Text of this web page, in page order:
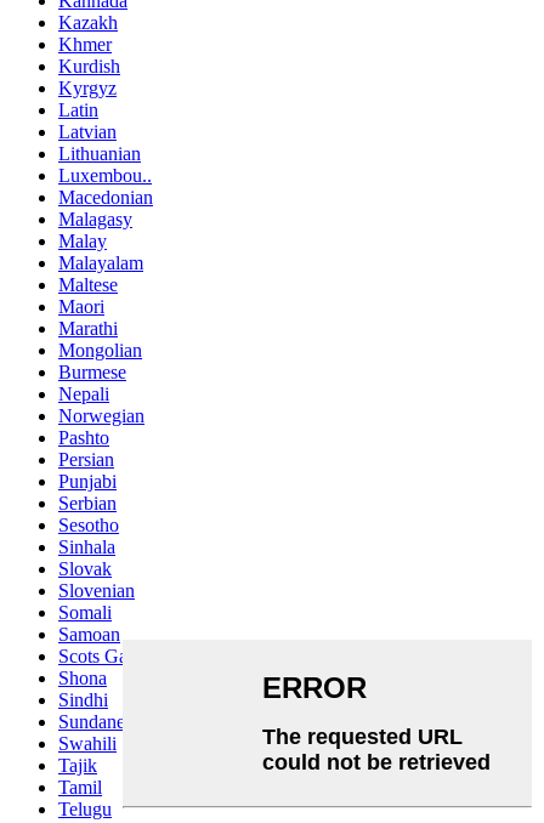
Kazakh
Khmer
Kurdish
Kyrgyz
Latin
Latvian
Lithuanian
Luxembou..
Macedonian
Malagasy
Malay
Malayalam
Maltese
Maori
Marathi
Mongolian
Burmese
Nepali
Norwegian
Pashto
Persian
Punjabi
Serbian
Sesotho
Sinhala
Slovak
Slovenian
Somali
Samoan
Scots Gaelic
Shona
Sindhi
Sundanese
Swahili
Tajik
Tamil
Telugu